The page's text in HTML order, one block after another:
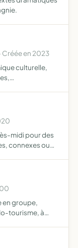
Créée en 2023
culturelle,
midi pour des
connexes ou
en groupe,
tourisme, à